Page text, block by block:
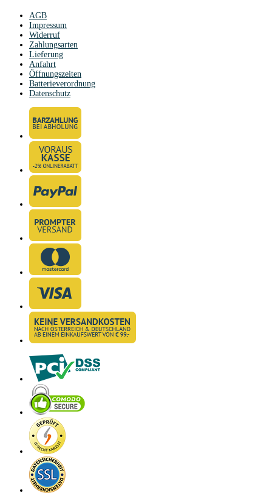
AGB
Impressum
Widerruf
Zahlungsarten
Lieferung
Anfahrt
Öffnungszeiten
Batterieverordnung
Datenschutz